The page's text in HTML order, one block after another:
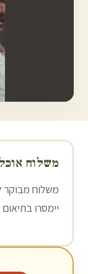
משלוח
משלוח מבוקר
יימסרו בתיאום